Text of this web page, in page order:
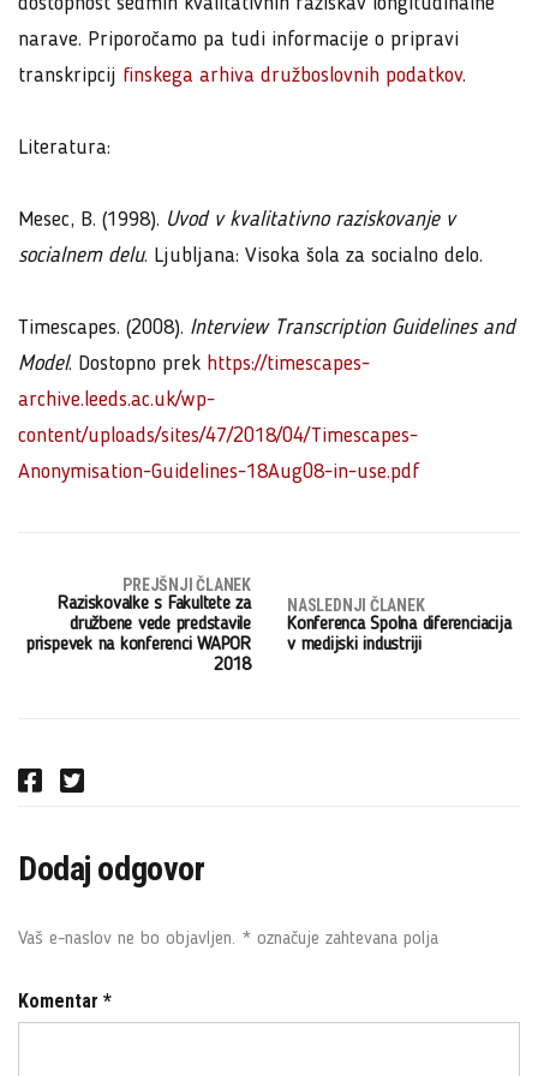
narave. Priporočamo pa tudi informacije o pripravi
transkripcij finskega arhiva družboslovnih podatkov.
Literatura:
Mesec, B. (1998). Uvod v kvalitativno raziskovanje v
socialnem delu. Ljubljana: Visoka šola za socialno delo.
Timescapes. (2008). Interview Transcription Guidelines and
Model. Dostopno prek https://timescapes-
archive.leeds.ac.uk/wp-
content/uploads/sites/47/2018/04/Timescapes-
Anonymisation-Guidelines-18Aug08-in-use.pdf
PREJŠNJI ČLANEK
Raziskovalke s Fakultete za
družbene vede predstavile
prispevek na konferenci WAPOR
2018
NASLEDNJI ČLANEK
Konferenca Spolna diferenciacija
v medijski industriji
F
e
o
T
t
Dodaj odgovor
Vaš e-naslov ne bo objavljen. * označuje zahtevana polja
Komentar *